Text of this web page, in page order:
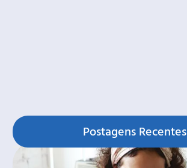
Postagens Recentes